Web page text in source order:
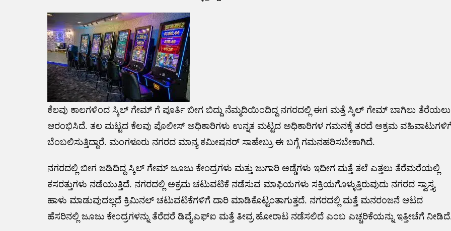
ಕೆಲವು ಕಾಲಗಳಿಂದ ಸ್ಕಿಲ್ ಗೇಮ್ ಗೆ ಪೂರ್ತಿ ಬೀಗ ಬಿದ್ದು ನೆಮ್ಮದಿಯಿಂದಿದ್ದ ನಗರದಲ್ಲಿ ಈಗ ಮತ್ತೆ ಸ್ಕಿಲ್ ಗೇಮ್ ಬಾಗಿಲು ತೆರೆಯಲು
ಆರಂಭಿಸಿದೆ. ತಲ ಮಟ್ಟದ ಕೆಲವು ಪೊಲೀಸ್ ಅಧಿಕಾರಿಗಳು ಉನ್ನತ ಮಟ್ಟದ ಅಧಿಕಾರಿಗಳ ಗಮನಕ್ಕೆ ತರದೆ ಅಕ್ರಮ
ಬೆಂಬಲಿಸುತ್ತಿದ್ದಾರೆ. ಮಂಗಳೂರು ನಗರದ ಮಾನ್ಯ ಕಮೀಷನರ್ ಸಾಹೇಬ್ರು ಈ ಬಗ್ಗೆ ಗಮನಹರಿಸಬೇಕಾಗಿದೆ.
ನಗರದಲ್ಲಿ ಬೀಗ ಜಡಿದಿದ್ದ ಸ್ಕಿಲ್ ಗೇಮ್ ಜೂಜು ಕೇಂದ್ರಗಳು ಮತ್ತು ಜುಗಾರಿ ಅಡ್ಡೆಗಳು ಇದೀಗ ಮತ್ತೆ ತಲೆ ಎತ್ತಲು ತೆರೆಮರೆಯಲ್ಲಿ
ಕಸರತ್ತುಗಳು ನಡೆಯುತ್ತಿದೆ. ನಗರದಲ್ಲಿ ಅಕ್ರಮ ಚಟುವಟಿಕೆ ನಡೆಸುವ ಮಾಫಿಯಗಳು ಸಕ್ರಿಯಗೊಳ್ಳುತ್ತಿರುವುದು ನಗರದ ಸ್ವಾಸ್ತ್ಯ
ಹಾಳು ಮಾಡುವುದಲ್ಲದೆ ಕ್ರಿಮಿನಲ್ ಚಟುವಟಿಕೆಗಳಿಗೆ ದಾರಿ ಮಾಡಿಕೊಟ್ಟಂತಾಗುತ್ತದೆ. ನಗರದಲ್ಲಿ ಮತ್ತೆ ಮನರಂಜನೆ ಆಟದ
ಹೆಸರಿನಲ್ಲಿ ಜೂಜು ಕೇಂದ್ರಗಳನ್ನು ತೆರೆದರೆ ಡಿವೈಎಫ್ಐ ಮತ್ತೆ ತೀವ್ರ ಹೋರಾಟ ನಡೆಸಲಿದೆ ಎಂಬ ಎಚ್ಚರಿಕೆಯನ್ನು ಇತ್ತೀಚೆಗೆ